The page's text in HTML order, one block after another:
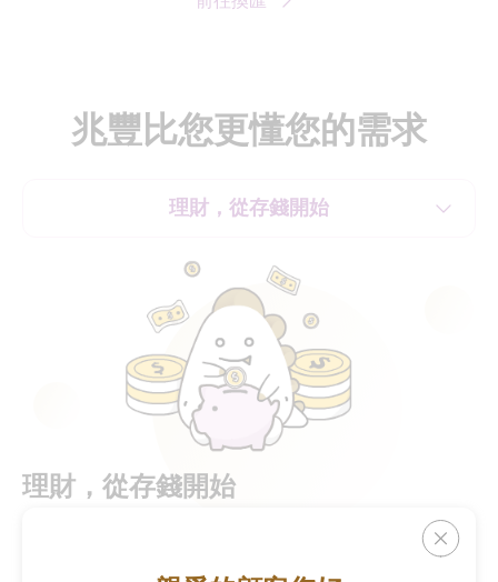
兆豐比您更懂您的需求
理財，從存錢開始
理財，從存錢開始
我們的MegaLite 數位帳戶線上開戶不用等，天天生息月月